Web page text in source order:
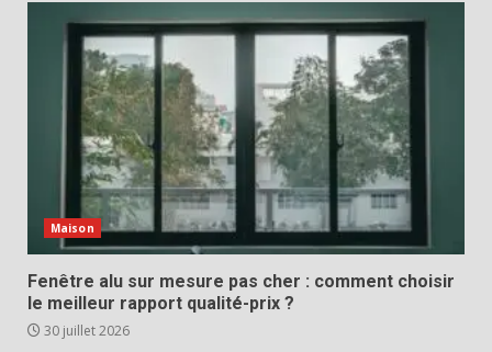
Maison
Fenêtre alu sur mesure pas cher : comment choisir
le meilleur rapport qualité-prix ?
30 juillet 2026